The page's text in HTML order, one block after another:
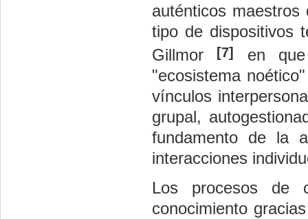
auténticos maestros
tipo de dispositivos
Gillmor
[7]
en que
"ecosistema
vínculos
grupal,
fundamento de la
interacciones
Los procesos de
conocimiento